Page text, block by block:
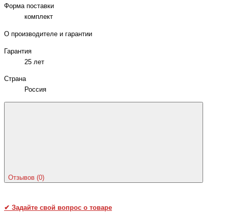
Форма поставки
комплект
О производителе и гарантии
Гарантия
25 лет
Страна
Россия
Отзывов (0)
✔ Задайте свой вопрос о товаре